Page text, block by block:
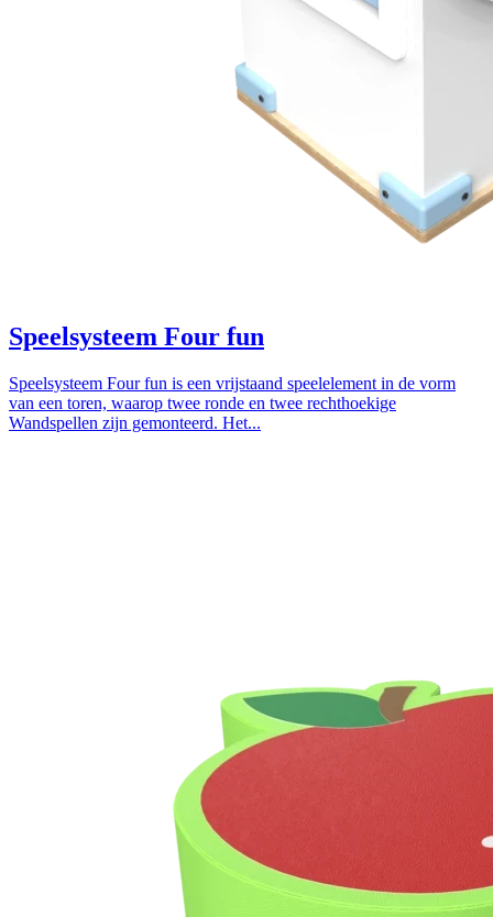
Speelsysteem Four fun
Speelsysteem Four fun is een vrijstaand speelelement in de vorm
van een toren, waarop twee ronde en twee rechthoekige
Wandspellen zijn gemonteerd. Het...